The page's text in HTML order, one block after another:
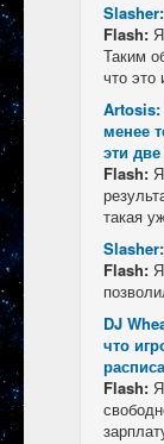
Flash:
Таким
что это
Artosis:
менее
эти
Flash:
такая
Flash:
DJ
что
Flash: